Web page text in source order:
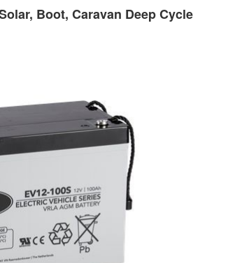
Boot, Caravan Deep Cycle